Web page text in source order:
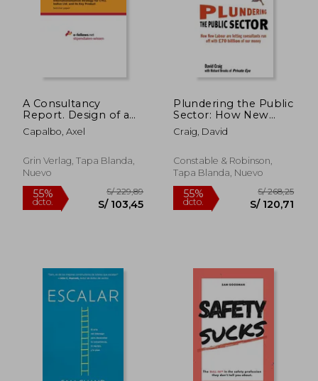
A Consultancy
Report. Design of an
Internationalisation
Strategy for CYCL
Product (en Inglés)
Capalbo, Axel
Grin Verlag, Tapa Blanda,
Nuevo
Plundering the Public
Sector: How New
Labour Are Letting
Consultants Run Off
Money (en Inglés)
Craig, David
Constable & Robinson,
Tapa Blanda, Nuevo